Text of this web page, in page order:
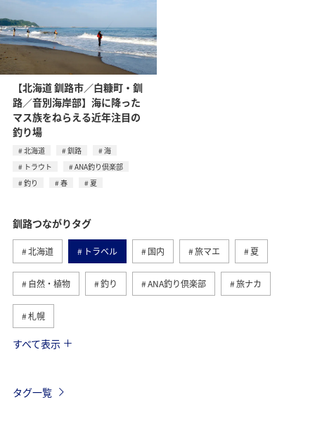
【北海道 釧路市／白糠町・釧
路／音別海岸部】海に降った
マス族をねらえる近年注目の
釣り場
北海道 釧路
海
トラウト
ANA釣り倶楽部
釣り
春 夏
釧路つながりタグ
北海道 トラベル 国内 旅マエ 夏
自然・植物 釣り ANA釣り倶楽部 旅ナカ
札幌
趣味
すべて表示
タグ一覧